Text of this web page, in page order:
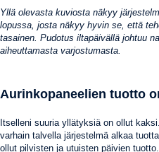
Yllä olevasta kuviosta näkyy
lopussa, josta näkyy hyvin se, että
tasainen. Pudotus iltapäivällä johtuu
aiheuttamasta varjostumasta.
Aurinkopaneelien tuotto
Itselleni suuria yllätyksiä on ollut
varhain talvella järjestelmä alkaa
ollut pilvisten ja utuisten päivien tuotto.